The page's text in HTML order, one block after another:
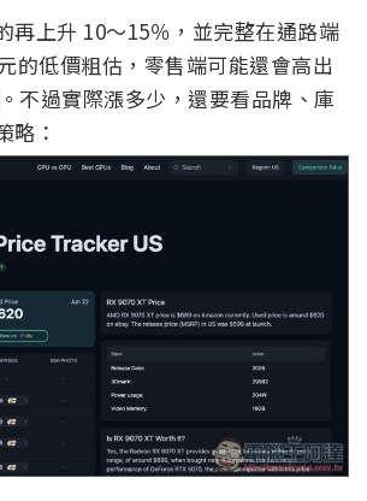
再上升 10～15％，並完整在通路端
的低價粗估，零售端可能還會高出
不過實際漲多少，還要看品牌、庫
略：